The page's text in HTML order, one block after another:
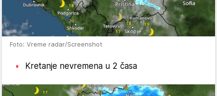
Foto: Vreme radar/Screenshot
Kretanje nevremena u 2 časa